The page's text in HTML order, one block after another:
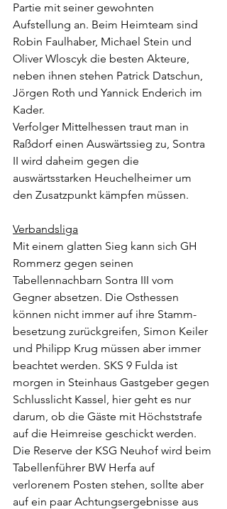
Partie mit seiner gewohnten
Aufstellung an. Beim Heimteam sind
Robin Faulhaber, Michael Stein und
Oliver Wloscyk die besten Akteure,
neben ihnen stehen Patrick Datschun,
Jörgen Roth und Yannick Enderich im
Kader.
Verfolger Mittelhessen traut man in
Raßdorf einen Auswärtssieg zu, Sontra
II wird daheim gegen die
auswärtsstarken Heuchelheimer um
den Zusatzpunkt kämpfen müssen.
Verbandsliga
Mit einem glatten Sieg kann sich GH
Rommerz gegen seinen
Tabellennachbarn Sontra III vom
Gegner absetzen. Die Osthessen
können nicht immer auf ihre Stamm-
besetzung zurückgreifen, Simon Keiler
und Philipp Krug müssen aber immer
beachtet werden. SKS 9 Fulda ist
morgen in Steinhaus Gastgeber gegen
Schlusslicht Kassel, hier geht es nur
darum, ob die Gäste mit Höchststrafe
auf die Heimreise geschickt werden.
Die Reserve der KSG Neuhof wird beim
Tabellenführer BW Herfa auf
verlorenem Posten stehen, sollte aber
auf ein paar Achtungsergebnisse aus